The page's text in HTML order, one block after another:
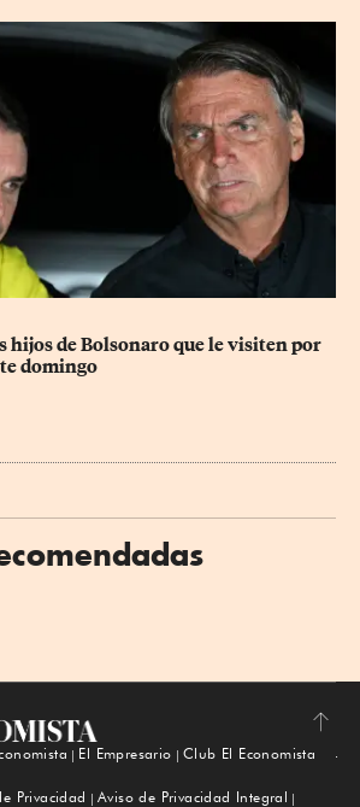
hijos de Bolsonaro que le visiten por
domingo
Subir
El Empresario
Club El Economista
Privacidad
Aviso de Privacidad Integral